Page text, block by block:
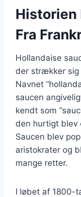
Historien
Fra
Hollandaise
der strækker sig
Navnet
saucen
kendt som
den hurtigt blev
Saucen blev
aristokrater og
mange retter.
I løbet af 1800-